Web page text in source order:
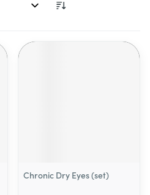
Chronic Dry Eyes (set)